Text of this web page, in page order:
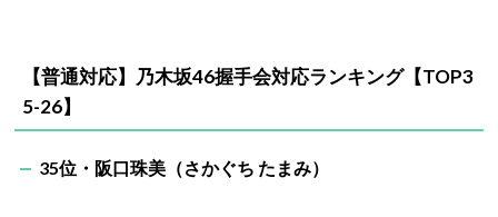
【普通対応】乃木坂46握手会対応ランキング【TOP3
5-26】
35位・阪口珠美（さかぐち たまみ）